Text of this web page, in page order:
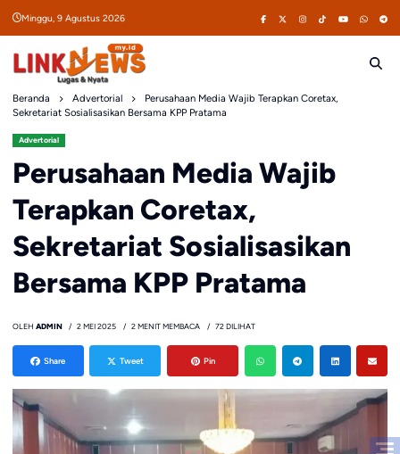
Minggu, 9 Agustus 2026
Beranda Advertorial
Perusahaan Media Wajib Terapkan Coretax,
Sekretariat Sosialisasikan Bersama KPP Pratama
Advertorial
Perusahaan Media Wajib
Terapkan Coretax,
Sekretariat Sosialisasikan
Bersama KPP Pratama
OLEH ADMIN 2 MEI 2025 2 MENIT MEMBACA 72 DILIHAT
Share Tweet Pin